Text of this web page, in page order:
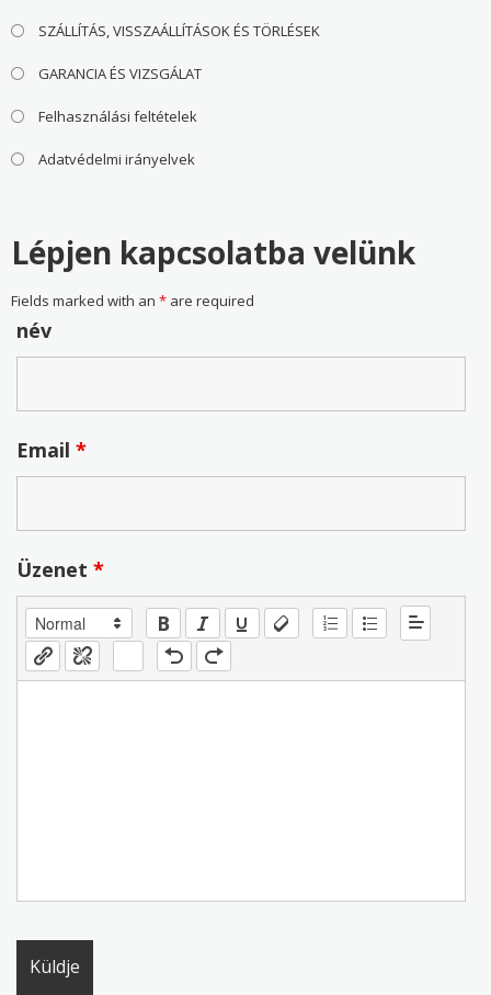
SZÁLLÍTÁS, VISSZAÁLLÍTÁSOK ÉS TÖRLÉSEK
GARANCIA ÉS VIZSGÁLAT
Felhasználási feltételek
Adatvédelmi irányelvek
Lépjen kapcsolatba velünk
Fields marked with an *are required
név
Email *
Üzenet *